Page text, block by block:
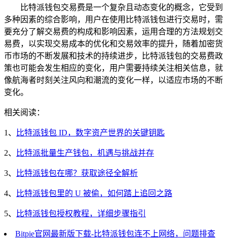
比特派钱包交易费是一个复杂且动态变化的概念，它受到
多种因素的综合影响，用户在使用比特派钱包进行交易时，需
要充分了解交易费的构成和影响因素，运用合理的方法规划交
易费，以实现交易成本的优化和交易效率的提升，随着加密货
币市场的不断发展和技术的持续进步，比特派钱包的交易费政
策也可能会发生相应的变化，用户需要持续关注相关信息，就
像航海者时刻关注风向和潮流的变化一样，以适应市场的不断
变化。
相关阅读：
1、 比特派钱包 ID，数字资产世界的关键钥匙
2、 比特派批量生产钱包，机遇与挑战并存
3、 比特派钱包在哪？获取途径全解析
4、 比特派钱包里的 U 被偷，如何踏上追回之路
5、 比特派钱包授权教程，详细步骤指引
Bitpie官网最新版下载-比特派钱包连不上网络，问题排查